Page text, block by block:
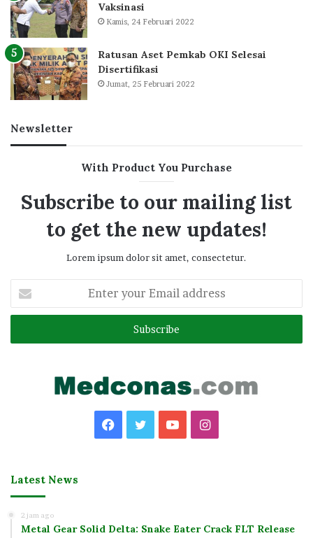
Vaksinasi
Kamis, 24 Februari 2022
Ratusan Aset Pemkab OKI Selesai
Disertifikasi
Jumat, 25 Februari 2022
Newsletter
With Product You Purchase
Subscribe to our mailing list
to get the new updates!
Lorem ipsum dolor sit amet, consectetur.
your
Email
Facebook
TwitterYouTubeInstagram
Latest News
2 jam ago
Metal Gear Solid Delta: Snake Eater Crack FLT Release